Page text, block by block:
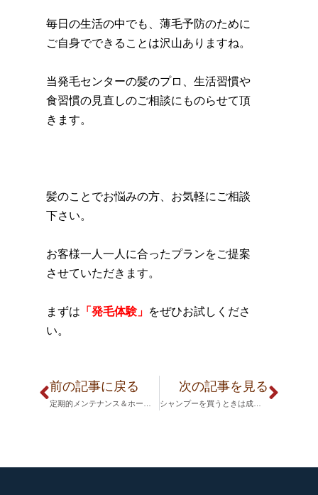
毎日の生活の中でも、薄毛予防のために
ご自身でできることは沢山ありますね。
当発毛センターの髪のプロ、生活習慣や
食習慣の見直しのご相談にものらせて頂
きます。
髪のことでお悩みの方、お気軽にご相談
下さい。
お客様一人一人に合ったプランをご提案
させていただきます。
まずは 「発毛体験」 をぜひお試しくださ
い。
前の記事に戻る 次の記事を見る
シャンプーを買うときは成分をチェック